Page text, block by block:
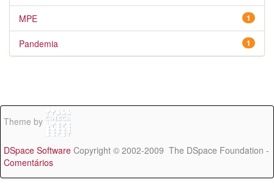
1
MPE
1
Pandemia
Theme by
DSpace Software Copyright © 2002-2009 The DSpace Foundation -
Comentários